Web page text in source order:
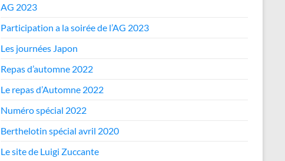
AG 2023
Participation a la soirée de l’AG 2023
Les journées Japon
Repas d’automne 2022
Le repas d’Automne 2022
Numéro spécial 2022
Berthelotin spécial avril 2020
Le site de Luigi Zuccante